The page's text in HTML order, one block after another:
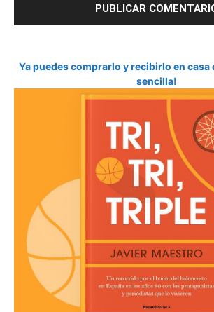
Ya puedes comprarlo y recibirlo en casa
sencilla!